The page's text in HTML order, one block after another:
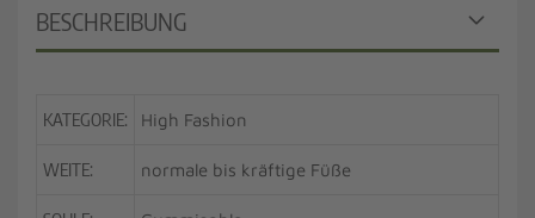
BESCHREIBUNG
KATEGORIE: High Fashion
WEITE: normale bis kräftige Füße